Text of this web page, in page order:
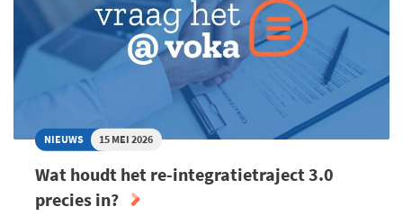
&
EXPERTS
-
ARBEIDSMARKT
STEEDS
MET
OF
NIEUWS 15 MEI 2026
Wat houdt het re-integratietraject 3.0
precies in?